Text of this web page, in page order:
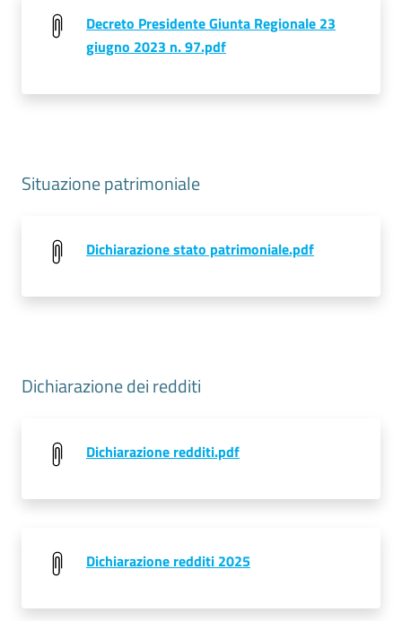
Decreto Presidente Giunta Regionale 23
giugno 2023 n. 97.pdf
Situazione patrimoniale
Dichiarazione stato patrimoniale.pdf
Dichiarazione dei redditi
Dichiarazione redditi.pdf
Dichiarazione redditi 2025